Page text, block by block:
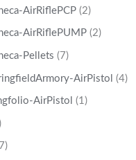
AirRiflePCP (2)
AirRiflePUMP (2)
Pellets (7)
AirPistol (4)
AirPistol (1)